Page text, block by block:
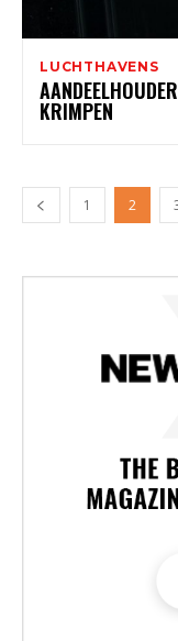
LUCHTHAVENS
KRIMPEN
1 2